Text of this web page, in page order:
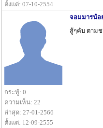
ตั้งแต่: 07-10-2554
กระทู้: 0
ความเห็น: 22
ล่าสุด: 27-01-2566
ตั้งแต่: 12-09-2555
จอมมารน้อ
สู้ๆคับ ตาม